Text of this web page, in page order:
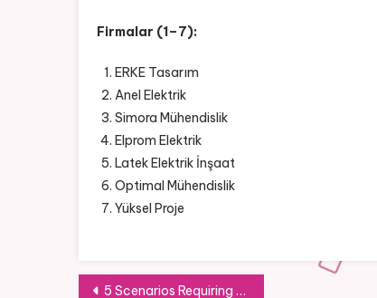
Firmalar (1–7):
ERKE Tasarım
Anel Elektrik
Simora Mühendislik
Elprom Elektrik
Latek Elektrik İnşaat
Optimal Mühendislik
Yüksel Proje
Post
5 Scenarios Requiring Emergency Winch Out Service in Oklahoma City